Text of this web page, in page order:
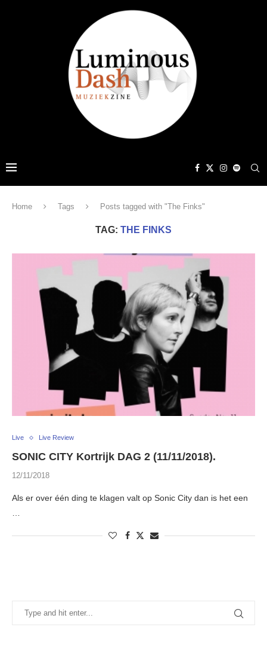
Home Tags Posts tagged with "The Finks"
TAG: THE FINKS
Live Live Review
SONIC CITY Kortrijk DAG 2 (11/11/2018).
12/11/2018
Als er over één ding te klagen valt op Sonic City dan is het een
…